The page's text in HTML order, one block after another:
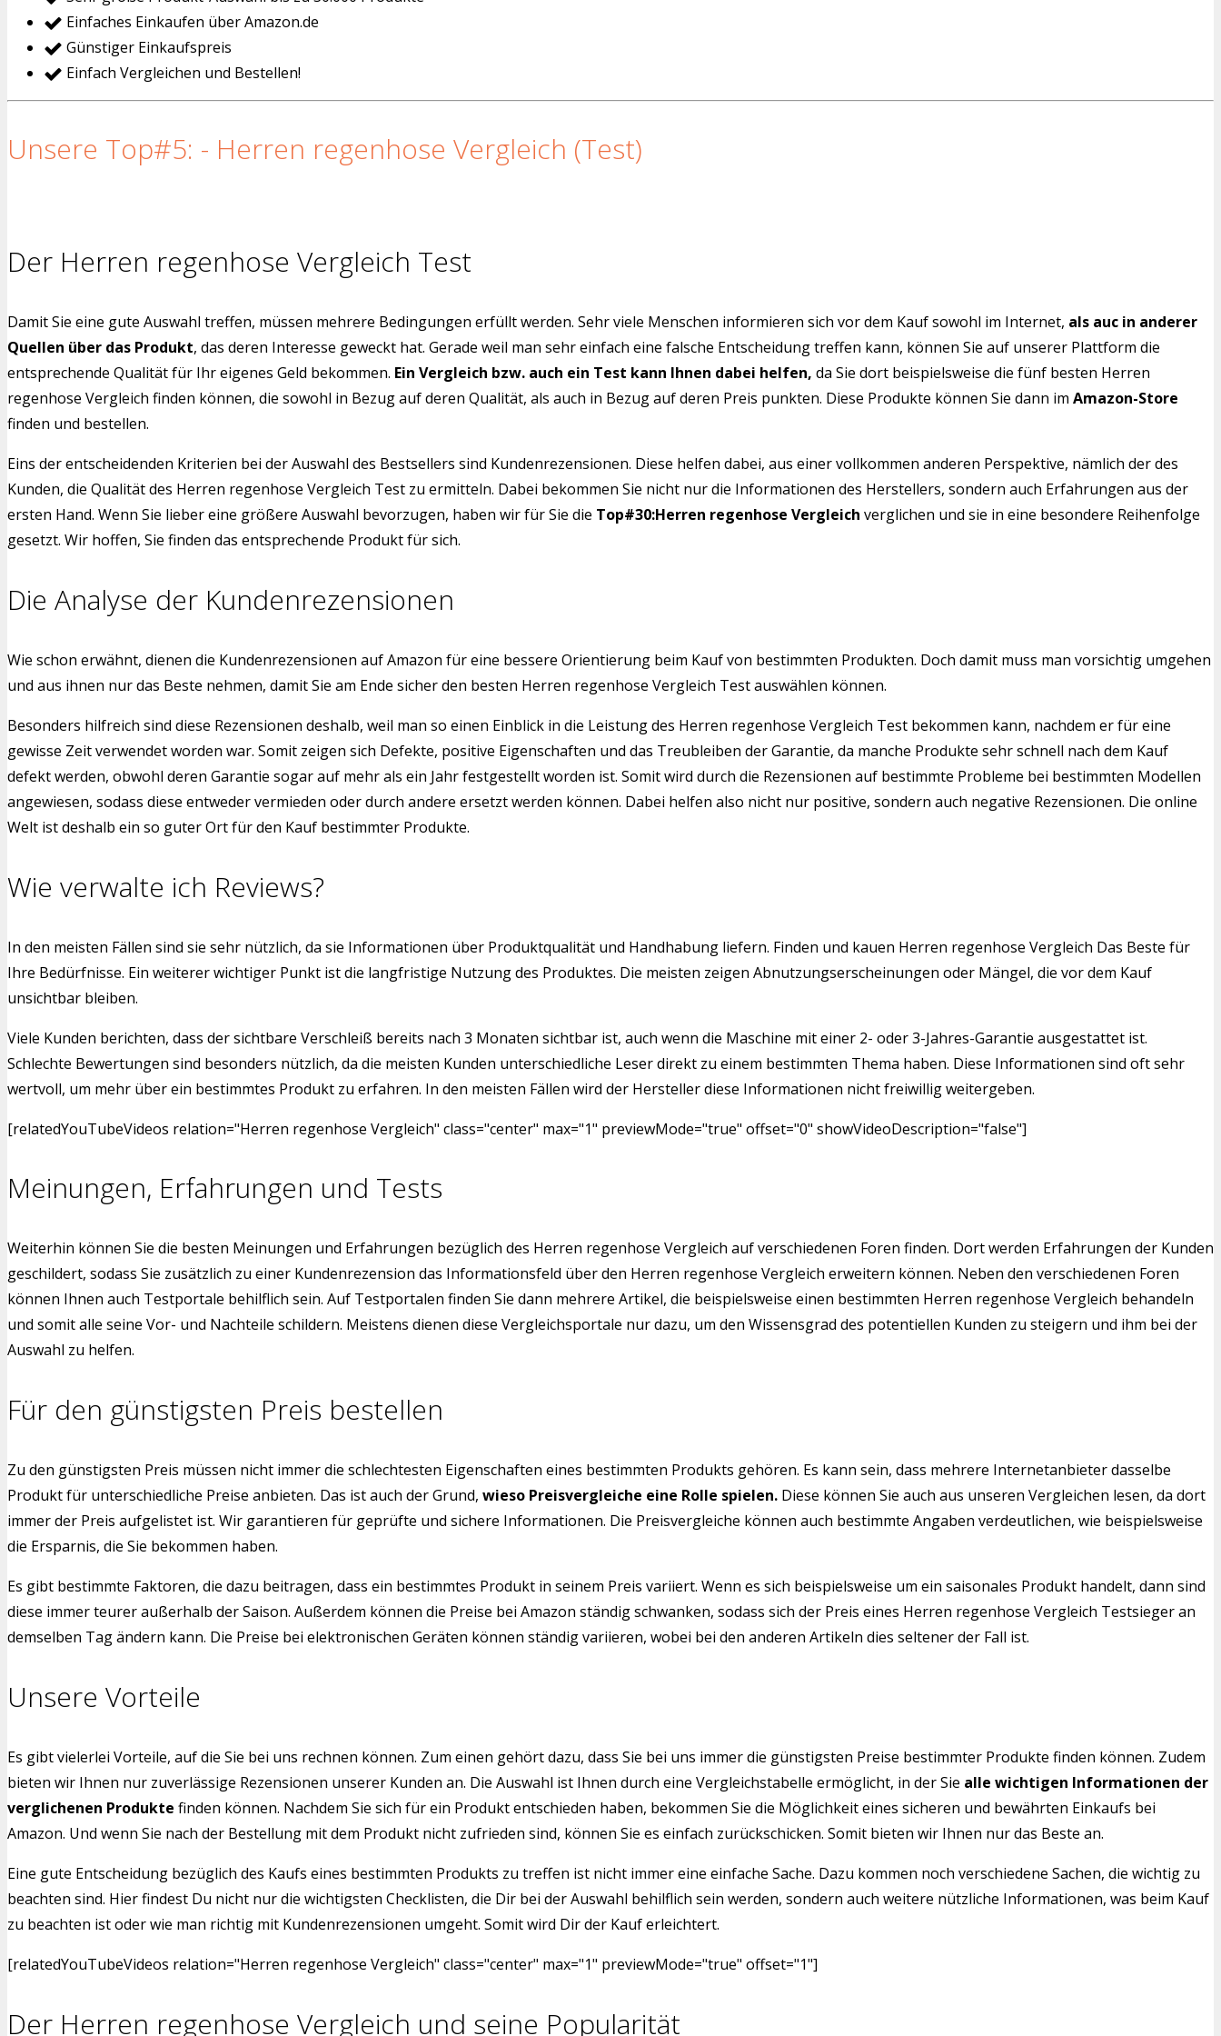
Einfaches Einkaufen über Amazon.de
Günstiger Einkaufspreis
Einfach Vergleichen und Bestellen!
Unsere Top#5: - Herren regenhose Vergleich (Test)
Der Herren regenhose Vergleich Test
Damit Sie eine gute Auswahl treffen, müssen mehrere Bedingungen erfüllt werden. Sehr viele Menschen informieren sich vor dem Kauf sowohl im Internet, als auc in anderer
Quellen über das Produkt, das deren Interesse geweckt hat. Gerade weil man sehr einfach eine falsche Entscheidung treffen kann, können Sie auf unserer Plattform die
entsprechende Qualität für Ihr eigenes Geld bekommen. Ein Vergleich bzw. auch ein Test kann Ihnen dabei helfen, da Sie dort beispielsweise die fünf besten Herren
regenhose Vergleich finden können, die sowohl in Bezug auf deren Qualität, als auch in Bezug auf deren Preis punkten. Diese Produkte können Sie dann im Amazon-Store
finden und bestellen.
Eins der entscheidenden Kriterien bei der Auswahl des Bestsellers sind Kundenrezensionen. Diese helfen dabei, aus einer vollkommen anderen Perspektive, nämlich der des
Kunden, die Qualität des Herren regenhose Vergleich Test zu ermitteln. Dabei bekommen Sie nicht nur die Informationen des Herstellers, sondern auch Erfahrungen aus der
ersten Hand. Wenn Sie lieber eine größere Auswahl bevorzugen, haben wir für Sie die Top#30:Herren regenhose Vergleich verglichen und sie in eine besondere Reihenfolge
gesetzt. Wir hoffen, Sie finden das entsprechende Produkt für sich.
Die Analyse der Kundenrezensionen
Wie schon erwähnt, dienen die Kundenrezensionen auf Amazon für eine bessere Orientierung beim Kauf von bestimmten Produkten. Doch damit muss man vorsichtig umgehen
und aus ihnen nur das Beste nehmen, damit Sie am Ende sicher den besten Herren regenhose Vergleich Test auswählen können.
Besonders hilfreich sind diese Rezensionen deshalb, weil man so einen Einblick in die Leistung des Herren regenhose Vergleich Test bekommen kann, nachdem er für eine
gewisse Zeit verwendet worden war. Somit zeigen sich Defekte, positive Eigenschaften und das Treubleiben der Garantie, da manche Produkte sehr schnell nach dem Kauf
defekt werden, obwohl deren Garantie sogar auf mehr als ein Jahr festgestellt worden ist. Somit wird durch die Rezensionen auf bestimmte Probleme bei bestimmten Modellen
angewiesen, sodass diese entweder vermieden oder durch andere ersetzt werden können. Dabei helfen also nicht nur positive, sondern auch negative Rezensionen. Die online
Welt ist deshalb ein so guter Ort für den Kauf bestimmter Produkte.
Wie verwalte ich Reviews?
In den meisten Fällen sind sie sehr nützlich, da sie Informationen über Produktqualität und Handhabung liefern. Finden und kauen Herren regenhose Vergleich Das Beste für
Ihre Bedürfnisse. Ein weiterer wichtiger Punkt ist die langfristige Nutzung des Produktes. Die meisten zeigen Abnutzungserscheinungen oder Mängel, die vor dem Kauf
unsichtbar bleiben.
Viele Kunden berichten, dass der sichtbare Verschleiß bereits nach 3 Monaten sichtbar ist, auch wenn die Maschine mit einer 2- oder 3-Jahres-Garantie ausgestattet ist.
Schlechte Bewertungen sind besonders nützlich, da die meisten Kunden unterschiedliche Leser direkt zu einem bestimmten Thema haben. Diese Informationen sind oft sehr
wertvoll, um mehr über ein bestimmtes Produkt zu erfahren. In den meisten Fällen wird der Hersteller diese Informationen nicht freiwillig weitergeben.
[relatedYouTubeVideos relation="Herren regenhose Vergleich" class="center" max="1" previewMode="true" offset="0" showVideoDescription="false"]
Meinungen, Erfahrungen und Tests
Weiterhin können Sie die besten Meinungen und Erfahrungen bezüglich des Herren regenhose Vergleich auf verschiedenen Foren finden. Dort werden Erfahrungen der Kunden
geschildert, sodass Sie zusätzlich zu einer Kundenrezension das Informationsfeld über den Herren regenhose Vergleich erweitern können. Neben den verschiedenen Foren
können Ihnen auch Testportale behilflich sein. Auf Testportalen finden Sie dann mehrere Artikel, die beispielsweise einen bestimmten Herren regenhose Vergleich behandeln
und somit alle seine Vor- und Nachteile schildern. Meistens dienen diese Vergleichsportale nur dazu, um den Wissensgrad des potentiellen Kunden zu steigern und ihm bei der
Auswahl zu helfen.
Für den günstigsten Preis bestellen
Zu den günstigsten Preis müssen nicht immer die schlechtesten Eigenschaften eines bestimmten Produkts gehören. Es kann sein, dass mehrere Internetanbieter dasselbe
Produkt für unterschiedliche Preise anbieten. Das ist auch der Grund, wieso Preisvergleiche eine Rolle spielen. Diese können Sie auch aus unseren Vergleichen lesen, da dort
immer der Preis aufgelistet ist. Wir garantieren für geprüfte und sichere Informationen. Die Preisvergleiche können auch bestimmte Angaben verdeutlichen, wie beispielsweise
die Ersparnis, die Sie bekommen haben.
Es gibt bestimmte Faktoren, die dazu beitragen, dass ein bestimmtes Produkt in seinem Preis variiert. Wenn es sich beispielsweise um ein saisonales Produkt handelt, dann sind
diese immer teurer außerhalb der Saison. Außerdem können die Preise bei Amazon ständig schwanken, sodass sich der Preis eines Herren regenhose Vergleich Testsieger an
demselben Tag ändern kann. Die Preise bei elektronischen Geräten können ständig variieren, wobei bei den anderen Artikeln dies seltener der Fall ist.
Unsere Vorteile
Es gibt vielerlei Vorteile, auf die Sie bei uns rechnen können. Zum einen gehört dazu, dass Sie bei uns immer die günstigsten Preise bestimmter Produkte finden können. Zudem
bieten wir Ihnen nur zuverlässige Rezensionen unserer Kunden an. Die Auswahl ist Ihnen durch eine Vergleichstabelle ermöglicht, in der Sie alle wichtigen Informationen der
verglichenen Produkte finden können. Nachdem Sie sich für ein Produkt entschieden haben, bekommen Sie die Möglichkeit eines sicheren und bewährten Einkaufs bei
Amazon. Und wenn Sie nach der Bestellung mit dem Produkt nicht zufrieden sind, können Sie es einfach zurückschicken. Somit bieten wir Ihnen nur das Beste an.
Eine gute Entscheidung bezüglich des Kaufs eines bestimmten Produkts zu treffen ist nicht immer eine einfache Sache. Dazu kommen noch verschiedene Sachen, die wichtig zu
beachten sind. Hier findest Du nicht nur die wichtigsten Checklisten, die Dir bei der Auswahl behilflich sein werden, sondern auch weitere nützliche Informationen, was beim Kauf
zu beachten ist oder wie man richtig mit Kundenrezensionen umgeht. Somit wird Dir der Kauf erleichtert.
[relatedYouTubeVideos relation="Herren regenhose Vergleich" class="center" max="1" previewMode="true" offset="1"]
Der Herren regenhose Vergleich und seine Popularität